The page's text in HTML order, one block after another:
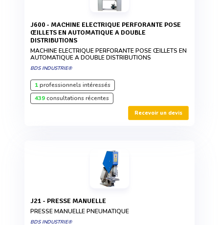
J600 - MACHINE ELECTRIQUE PERFORANTE POSE
ŒILLETS EN AUTOMATIQUE A DOUBLE
DISTRIBUTIONS
MACHINE ELECTRIQUE PERFORANTE POSE ŒILLETS EN
AUTOMATIQUE A DOUBLE DISTRIBUTIONS
BDS INDUSTRIE®
1professionnels intéressés
439consultations récentes
Recevoir un devis
J21 - PRESSE MANUELLE
PRESSE MANUELLE PNEUMATIQUE
BDS INDUSTRIE®